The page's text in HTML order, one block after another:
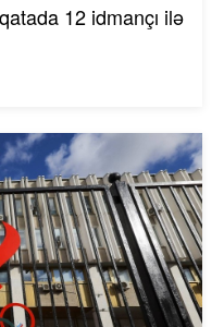
12 idmançı ilə